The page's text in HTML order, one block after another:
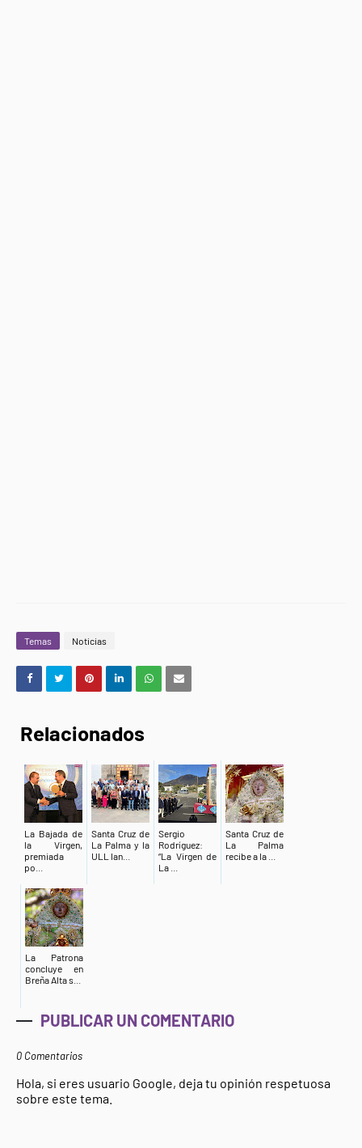
Temas Noticias
Relacionados
La Bajada de
la Virgen,
premiada
po...
Santa Cruz de
La Palma y la
ULL lan...
Sergio
Rodríguez:
“La Virgen de
La ...
Santa Cruz de
La Palma
recibe a la ...
La Patrona
concluye en
Breña Alta s...
PUBLICAR UN COMENTARIO
0 Comentarios
Hola, si eres usuario Google, deja tu opinión respetuosa
sobre este tema.